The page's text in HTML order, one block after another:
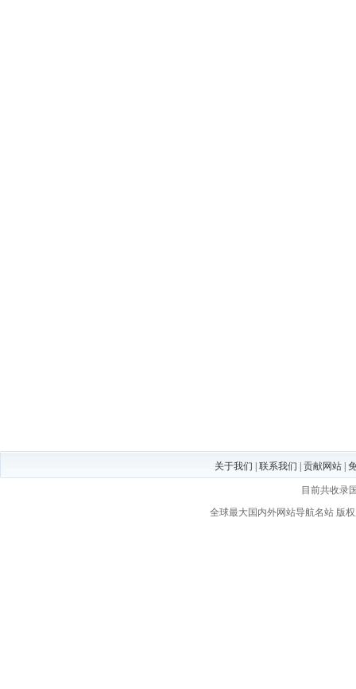
关于我们 联系我们 贡献网站
目前共收录
全球最大国内外网站导航名站版权